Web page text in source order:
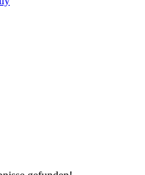
gefunden!